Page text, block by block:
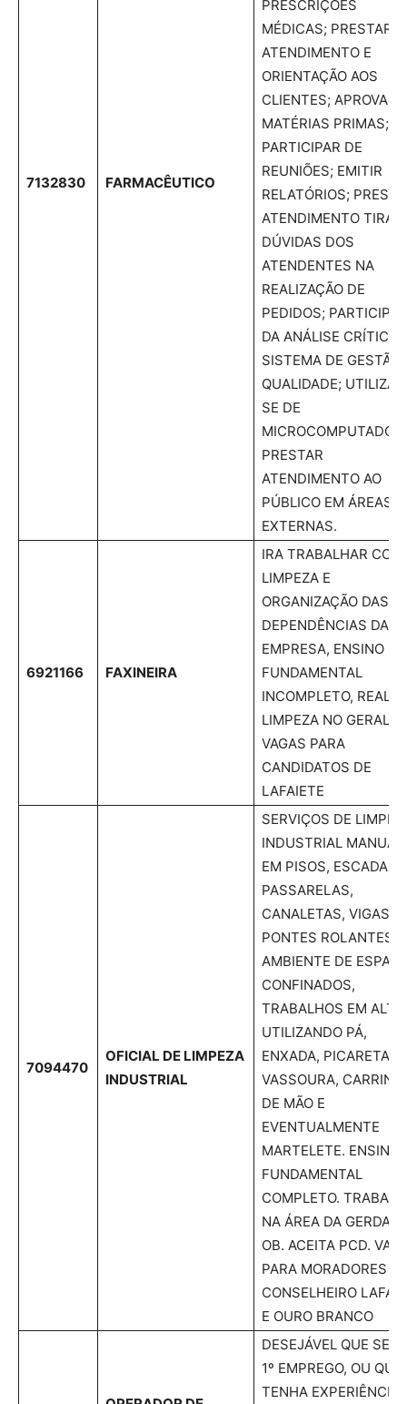
7132830 FARMACÊUTICO
PRESCRIÇÕES
MÉDICAS; PRESTAR
ATENDIMENTO E
ORIENTAÇÃO AOS
CLIENTES; APROVAR
MATÉRIAS PRIMAS;
PARTICIPAR DE
REUNIÕES; EMITIR
RELATÓRIOS;
ATENDIMENTO
DÚVIDAS DOS
ATENDENTES NA
REALIZAÇÃO DE
PEDIDOS; PARTICIPAR
DA ANÁLISE CRÍTICA
SISTEMA DE GESTÃO
QUALIDADE;
SE DE
PRESTAR
ATENDIMENTO AO
PÚBLICO EM ÁREAS
EXTERNAS.
6921166 FAXINEIRA
IRA TRABALHAR COM
LIMPEZA E
ORGANIZAÇÃO DAS
DEPENDÊNCIAS DA
EMPRESA, ENSINO
FUNDAMENTAL
INCOMPLETO,
LIMPEZA NO GERAL,
VAGAS PARA
CANDIDATOS DE
LAFAIETE
7094470
OFICIAL DE LIMPEZA
INDUSTRIAL
SERVIÇOS DE
INDUSTRIAL MANUAL
EM PISOS, ESCADAS,
PASSARELAS,
CANALETAS, VIGAS
PONTES ROLANTES,
AMBIENTE DE
CONFINADOS,
TRABALHOS EM
UTILIZANDO PÁ,
ENXADA, PICARETA,
VASSOURA,
DE MÃO E
EVENTUALMENTE
MARTELETE. ENSINO
FUNDAMENTAL
COMPLETO.
NA ÁREA DA GERDAU
OB. ACEITA PCD.
PARA MORADORES
CONSELHEIRO
E OURO BRANCO
DESEJÁVEL QUE
1º EMPREGO, OU QUE
TENHA EXPERIÊNCIA